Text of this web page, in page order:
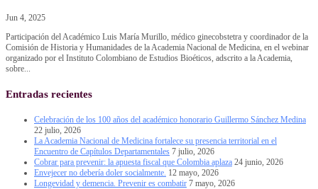
Jun 4, 2025
Participación del Académico Luis María Murillo, médico ginecobstetra y coordinador de la
Comisión de Historia y Humanidades de la Academia Nacional de Medicina, en el webinar
organizado por el Instituto Colombiano de Estudios Bioéticos, adscrito a la Academia,
sobre...
Entradas recientes
Celebración de los 100 años del académico honorario Guillermo Sánchez Medina
22 julio, 2026
La Academia Nacional de Medicina fortalece su presencia territorial en el
Encuentro de Capítulos Departamentales 7 julio, 2026
Cobrar para prevenir: la apuesta fiscal que Colombia aplaza 24 junio, 2026
Envejecer no debería doler socialmente. 12 mayo, 2026
Longevidad y demencia. Prevenir es combatir 7 mayo, 2026